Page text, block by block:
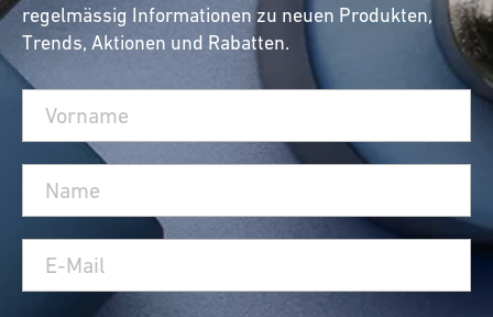
regelmässig Informationen zu neuen Produkten,
Trends, Aktionen und Rabatten.